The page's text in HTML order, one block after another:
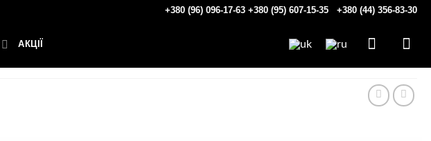
+380 (96) 096-17-63 +380 (95) 607-15-35 +380 (44) 356-83-30
АКЦІЇ